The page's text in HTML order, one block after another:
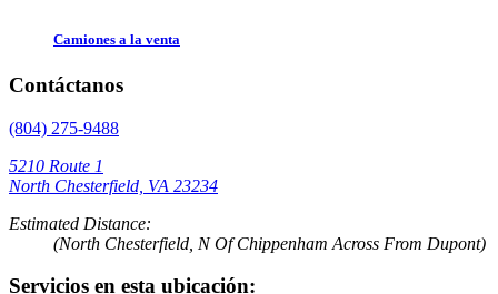
Camiones a la venta
Contáctanos
(804) 275-9488
5210 Route 1
North Chesterfield, VA 23234
Estimated Distance:
(North Chesterfield, N Of Chippenham Across From Dupont)
Servicios en esta ubicación: